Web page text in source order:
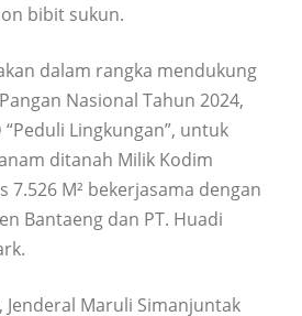
bibit sukun.
dalam rangka mendukung
Nasional Tahun 2024,
“Peduli Lingkungan”, untuk
ditanah Milik Kodim
7.526 M² bekerjasama dengan
Bantaeng dan PT. Huadi
Maruli Simanjuntak